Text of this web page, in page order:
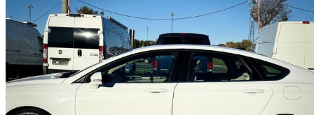
2014 Ford Fusion Hybrid